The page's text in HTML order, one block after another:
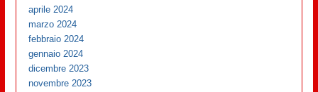
aprile 2024
marzo 2024
febbraio 2024
gennaio 2024
dicembre 2023
novembre 2023